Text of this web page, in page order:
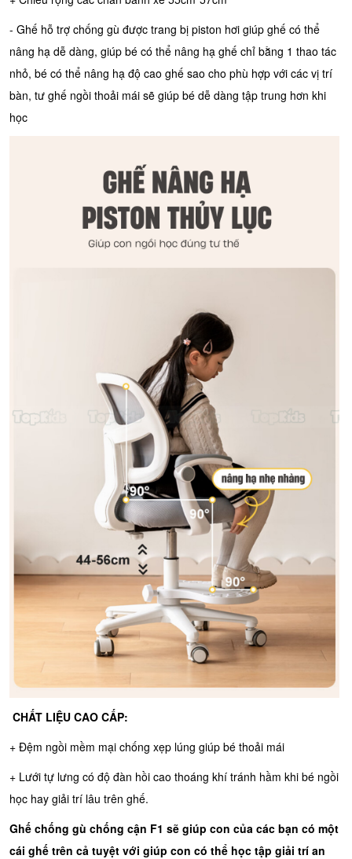
- Ghế hỗ trợ chống gù được trang bị piston hơi giúp ghế có thể
nâng hạ dễ dàng, giúp bé có thể nâng hạ ghế chỉ bằng 1 thao tác
nhỏ, bé có thể nâng hạ độ cao ghế sao cho phù hợp với các vị trí
bàn, tư ghế ngồi thoải mái sẽ giúp bé dễ dàng tập trung hơn khi
học
CHẤT LIỆU CAO CẤP:
+ Đệm ngồi mềm mại chống xẹp lúng giúp bé thoải mái
+ Lưới tự lưng có độ đàn hồi cao thoáng khí tránh hầm khi bé ngồi
học hay giải trí lâu trên ghế.
Ghế chống gù chống cận F1 sẽ giúp con của các bạn có một
cái ghế trên cả tuyệt với giúp con có thể học tập giải trí an